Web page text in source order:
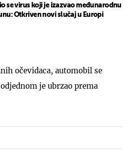
se virus koji je izazvao međunarodnu
Otkriven novi slučaj u Europi
očevidaca, automobil se
je ubrzao prema